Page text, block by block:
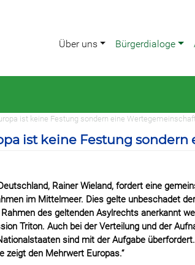
Über uns Bürgerdialoge
ist keine Festung sondern eine
ist keine Festung
Rainer Wieland, fordert eine
im Mittelmeer. Dies gelte unbeschadet
des geltenden Asylrechts anerkannt
Triton. Auch bei der Verteilung und der
sind mit der Aufgabe
zeigt den Mehrwert Europas.“